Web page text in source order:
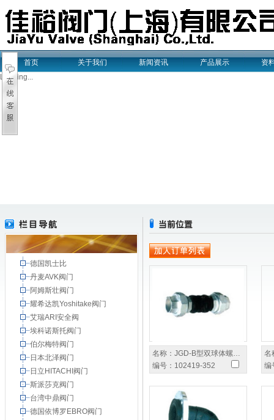
首页 关于我们 新闻资讯 产品展示
资
Loading...
德国凯士比
丹麦AVK阀门
阿姆斯壮阀门
耀希达凯Yoshitake阀门
艾瑞ARI安全阀
埃科诺斯托阀门
伯尔梅特阀门
日本北泽阀门
日立HITACHI阀门
斯派莎克阀门
台湾中鼎阀门
德国依博罗EBRO阀门
名称： JGD-B型双球体螺…
编号： 102419-352
名
编